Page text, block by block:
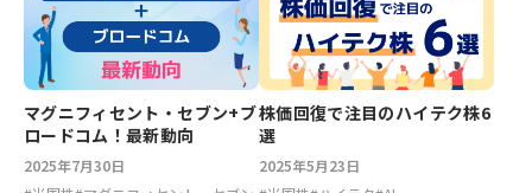
マグニフィセント・セブン+ブ
ロードコム！最新動向
2025年7月30日
株価回復で注目のハイテク株6
選
2025年5月23日